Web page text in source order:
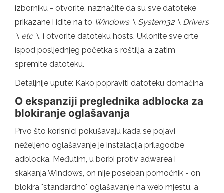
izborniku - otvorite, naznačite da su sve datoteke
prikazane i idite na to Windows \ System32 \ Drivers
\ etc \, i otvorite datoteku hosts. Uklonite sve crte
ispod posljednjeg početka s roštilja, a zatim
spremite datoteku.
Detaljnije upute: Kako popraviti datoteku domaćina
O ekspanziji preglednika adblocka za
blokiranje oglašavanja
Prvo što korisnici pokušavaju kada se pojavi
neželjeno oglašavanje je instalacija prilagodbe
adblocka. Međutim, u borbi protiv adwarea i
skakanja Windows, on nije poseban pomoćnik - on
blokira "standardno" oglašavanje na web mjestu, a